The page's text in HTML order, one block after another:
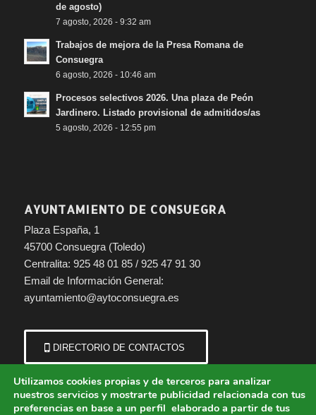
de agosto)
7 agosto, 2026 - 9:32 am
Trabajos de mejora de la Presa Romana de
Consuegra
6 agosto, 2026 - 10:46 am
Procesos selectivos 2026. Una plaza de Peón
Jardinero. Listado provisional de admitidos/as
5 agosto, 2026 - 12:55 pm
AYUNTAMIENTO DE CONSUEGRA
Plaza España, 1
45700 Consuegra (Toledo)
Centralita: 925 48 01 85 / 925 47 91 30
Email de Información General:
ayuntamiento@aytoconsuegra.es
DIRECTORIO DE CONTACTOS
Utilizamos cookies propias y de terceros para analizar
nuestros servicios y mostrarte publicidad relacionada con tus
preferencias en base a un perfil elaborado a partir de tus